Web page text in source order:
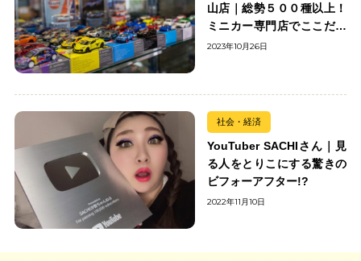
山店｜総勢５００種以上！
ミニカー専門店でここだけ
の出会いを楽しもう
2023年10月26日
社会・経済
YouTuber SACHIさん｜見
る人をとりこにする驚きの
ビフォーアフター!?
2022年11月10日